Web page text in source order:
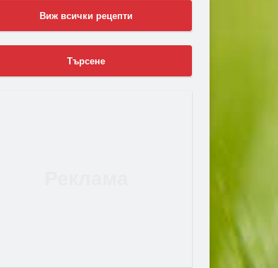
Виж всички рецепти
Търсене